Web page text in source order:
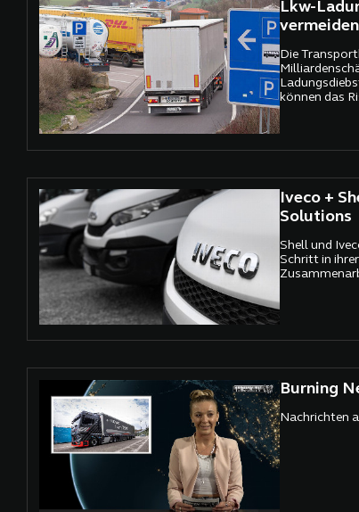
Lkw-
vermeiden
Die
können das
Iveco +
Solutions
Shell und
Schritt in
Burning
Nachrichten